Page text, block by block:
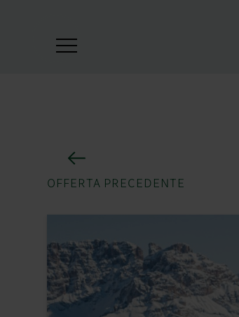
OFFERTA PRECEDENTE